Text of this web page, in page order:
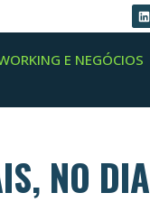
E NEGÓCIOS
NO DIA